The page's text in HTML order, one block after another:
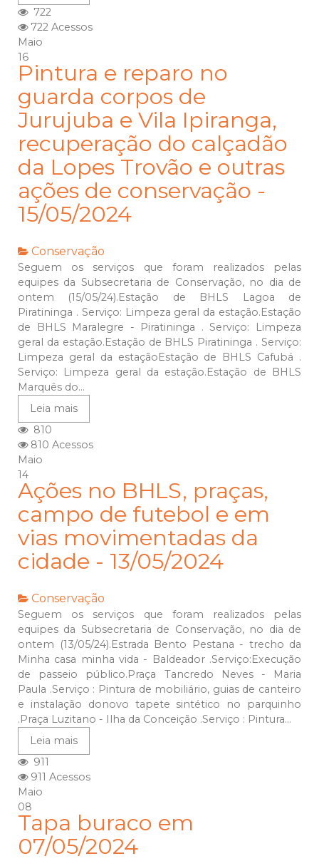
722
722 Acessos
Maio
16
Pintura e reparo no
guarda corpos de
Jurujuba e Vila Ipiranga,
recuperação do calçadão
da Lopes Trovão e outras
ações de conservação -
15/05/2024
Conservação
Seguem os serviços que foram realizados pelas
equipes da Subsecretaria de Conservação, no dia de
ontem (15/05/24).Estação de BHLS Lagoa de
Piratininga . Serviço: Limpeza geral da estação.Estação
de BHLS Maralegre - Piratininga . Serviço: Limpeza
geral da estação.Estação de BHLS Piratininga . Serviço:
Limpeza geral da estaçãoEstação de BHLS Cafubá .
Serviço: Limpeza geral da estação.Estação de BHLS
Marquês do...
Leia mais
810
810 Acessos
Maio
14
Ações no BHLS, praças,
campo de futebol e em
vias movimentadas da
cidade - 13/05/2024
Conservação
Seguem os serviços que foram realizados pelas
equipes da Subsecretaria de Conservação, no dia de
ontem (13/05/24).Estrada Bento Pestana - trecho da
Minha casa minha vida - Baldeador .Serviço:Execução
de passeio público.Praça Tancredo Neves - Maria
Paula .Serviço : Pintura de mobiliário, guias de canteiro
e instalação donovo tapete sintético no parquinho
.Praça Luzitano - Ilha da Conceição .Serviço : Pintura...
Leia mais
911
911 Acessos
Maio
08
Tapa buraco em
07/05/2024